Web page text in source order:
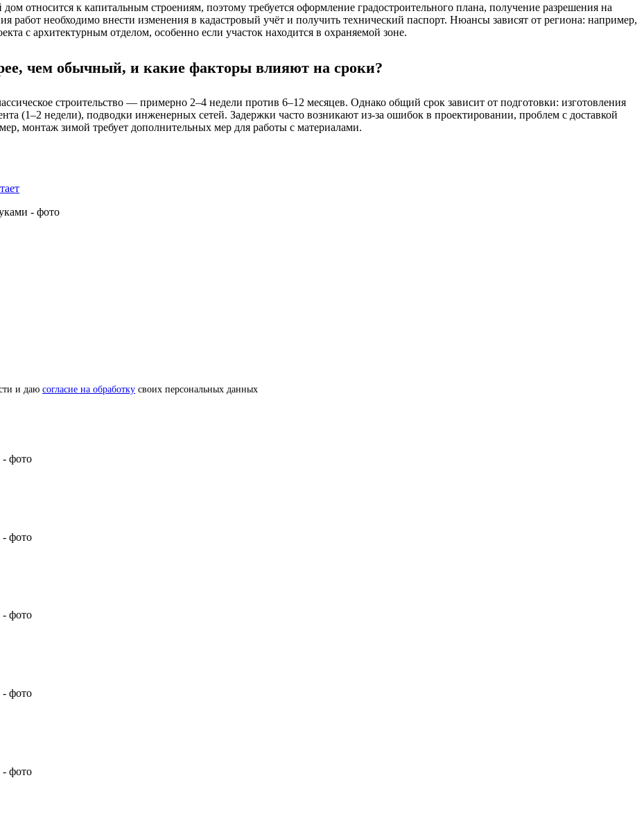
относится к капитальным строениям, поэтому требуется оформление градостроительного плана, получение разрешения на
работ необходимо внести изменения в кадастровый учёт и получить технический паспорт. Нюансы зависят от региона: например,
с архитектурным отделом, особенно если участок находится в охраняемой зоне.
чем обычный, и какие факторы влияют на сроки?
строительство — примерно 2–4 недели против 6–12 месяцев. Однако общий срок зависит от подготовки: изготовления
(1–2 недели), подводки инженерных сетей. Задержки часто возникают из-за ошибок в проектировании, проблем с доставкой
монтаж зимой требует дополнительных мер для работы с материалами.
и даю согласие на обработку своих персональных данных